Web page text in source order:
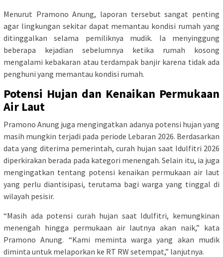
Menurut Pramono Anung, laporan tersebut sangat penting
agar lingkungan sekitar dapat memantau kondisi rumah yang
ditinggalkan selama pemiliknya mudik. Ia menyinggung
beberapa kejadian sebelumnya ketika rumah kosong
mengalami kebakaran atau terdampak banjir karena tidak ada
penghuni yang memantau kondisi rumah.
Potensi Hujan dan Kenaikan Permukaan
Air Laut
Pramono Anung juga mengingatkan adanya potensi hujan yang
masih mungkin terjadi pada periode Lebaran 2026. Berdasarkan
data yang diterima pemerintah, curah hujan saat Idulfitri 2026
diperkirakan berada pada kategori menengah. Selain itu, ia juga
mengingatkan tentang potensi kenaikan permukaan air laut
yang perlu diantisipasi, terutama bagi warga yang tinggal di
wilayah pesisir.
“Masih ada potensi curah hujan saat Idulfitri, kemungkinan
menengah hingga permukaan air lautnya akan naik,” kata
Pramono Anung. “Kami meminta warga yang akan mudik
diminta untuk melaporkan ke RT RW setempat,” lanjutnya.